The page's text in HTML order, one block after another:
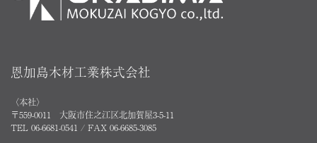
恩加島木材工業株式会社
〈本社〉
〒559-0011 大阪市住之江区北加賀屋3-5-11
TEL 06-6681-0541 / FAX 06-6685-3085